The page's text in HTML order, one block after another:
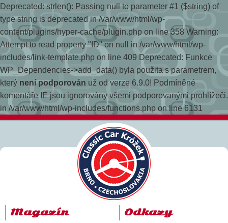
Deprecated: strlen(): Passing null to parameter #1 ($string) of
type string is deprecated in /var/www/html/wp-
content/plugins/hyper-cache/plugin.php on line 358 Warning:
Attempt to read property "ID" on null in /var/www/html/wp-
includes/link-template.php on line 409 Deprecated: Funkce
WP_Dependencies->add_data() byla použita s parametrem,
který není podporován už od verze 6.9.0! Podmíněné
komentáře IE jsou ignorovány všemi podporovanými prohlížeči.
in /var/www/html/wp-includes/functions.php on line 6131
Magazín
Odkazy